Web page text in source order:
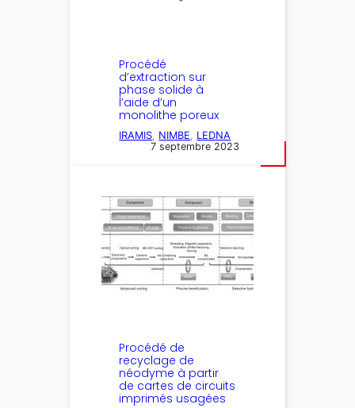
Procédé
d’extraction sur
phase solide à
l’aide d’un
monolithe poreux
IRAMIS NIMBE
LEDNA
7 septembre 2023
Procédé de
recyclage de
néodyme à partir
de cartes de circuits
imprimés usagées